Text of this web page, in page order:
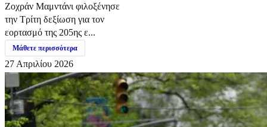
Ζοχράν Μαμντάνι φιλοξένησε
την Τρίτη δεξίωση για τον
εορτασμό της 205ης ε...
Μάθετε περισσότερα
27 Απριλίου 2026